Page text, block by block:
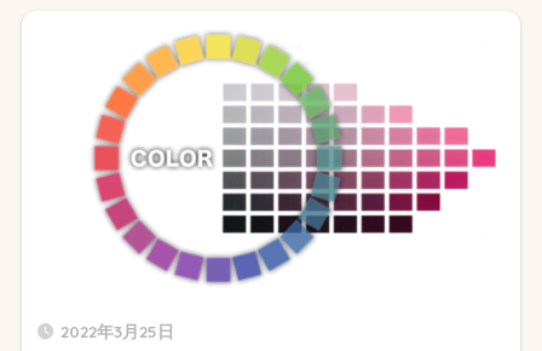
2022年3月25日